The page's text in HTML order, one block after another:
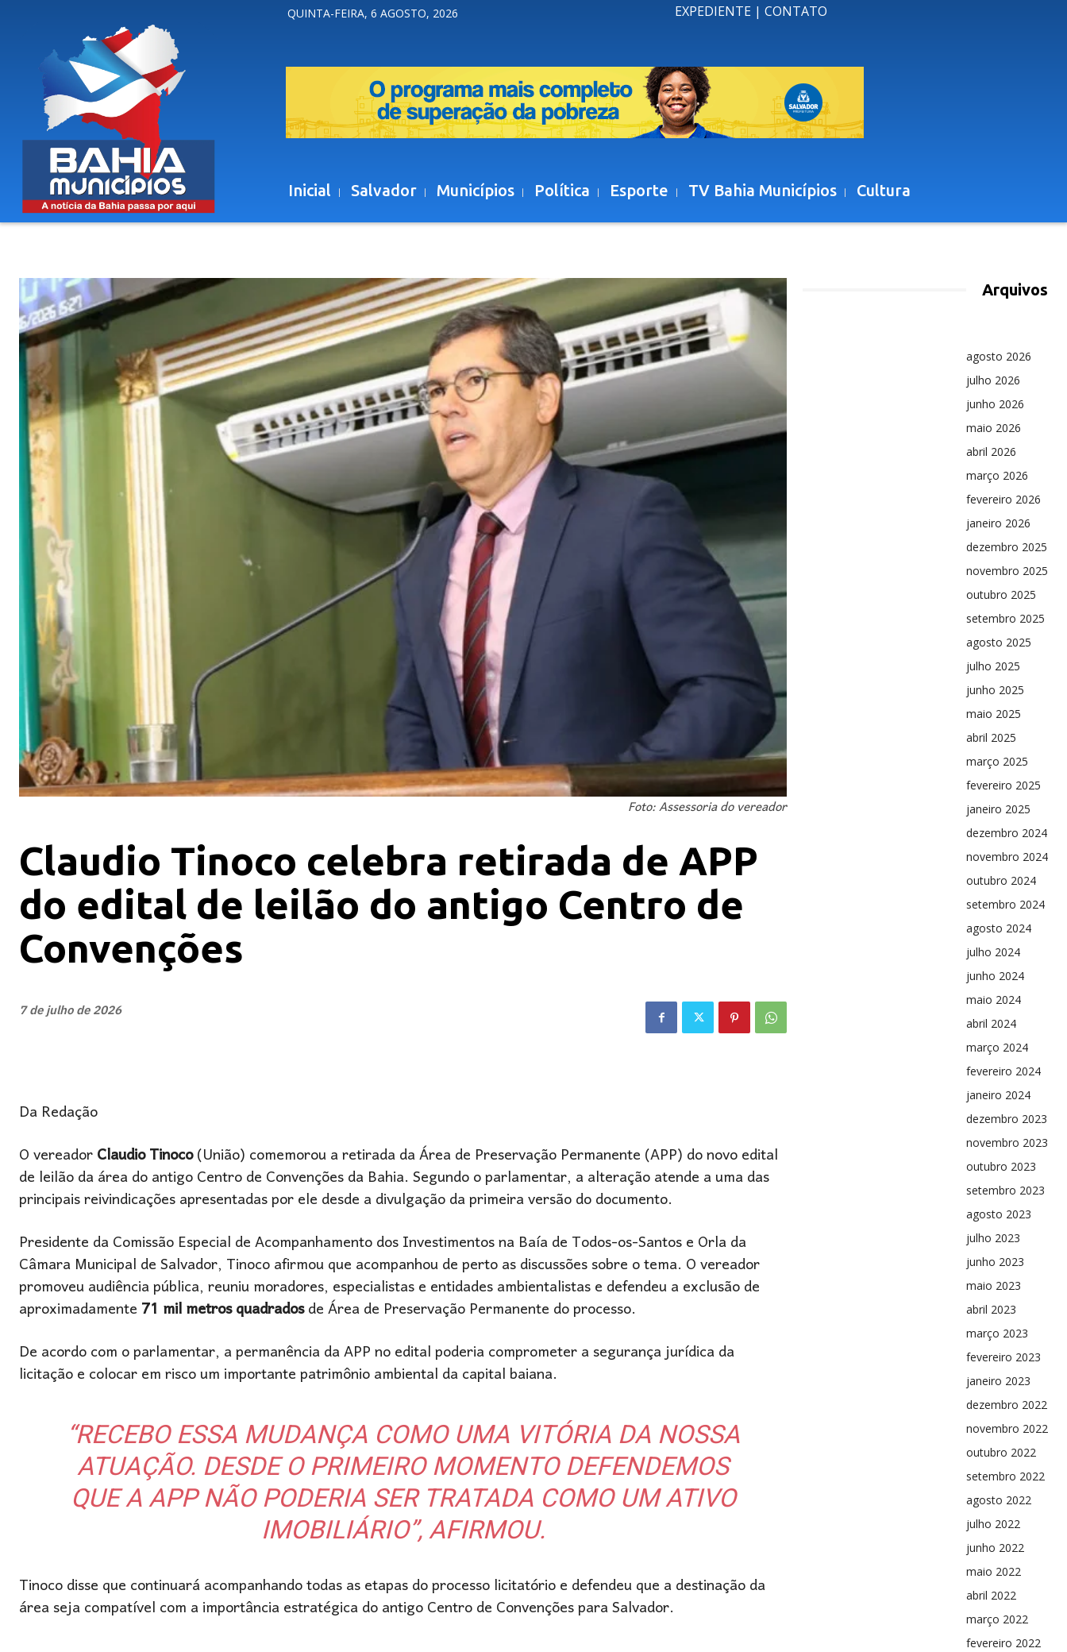
QUINTA-FEIRA, 6 AGOSTO, 2026 EXPEDIENTE | CONTATO
Inicial Salvador Municípios Política Esporte TV Bahia Municípios Cultura
Foto: Assessoria do vereador
Claudio Tinoco celebra retirada de APP
do edital de leilão do antigo Centro de
Convenções
7 de julho de 2026
Da Redação
O vereadorClaudio Tinoco(União) comemorou a retirada da Área de Preservação Permanente (APP) do novo edital
de leilão da área do antigo Centro de Convenções da Bahia. Segundo o parlamentar, a alteração atende a uma das
principais reivindicações apresentadas por ele desde a divulgação da primeira versão do documento.
Presidente da Comissão Especial de Acompanhamento dos Investimentos na Baía de Todos-os-Santos e Orla da
Câmara Municipal de Salvador, Tinoco afirmou que acompanhou de perto as discussões sobre o tema. O vereador
promoveu audiência pública, reuniu moradores, especialistas e entidades ambientalistas e defendeu a exclusão de
aproximadamente71 mil metros quadradosde Área de Preservação Permanente do processo.
De acordo com o parlamentar, a permanência da APP no edital poderia comprometer a segurança jurídica da
licitação e colocar em risco um importante patrimônio ambiental da capital baiana.
“RECEBO ESSA MUDANÇA COMO UMA VITÓRIA DA NOSSA
ATUAÇÃO. DESDE O PRIMEIRO MOMENTO DEFENDEMOS
QUE A APP NÃO PODERIA SER TRATADA COMO UM ATIVO
IMOBILIÁRIO”, AFIRMOU.
Tinoco disse que continuará acompanhando todas as etapas do processo licitatório e defendeu que a destinação da
área seja compatível com a importância estratégica do antigo Centro de Convenções para Salvador.
Arquivos
agosto 2026
julho 2026
junho 2026
maio 2026
abril 2026
março 2026
fevereiro 2026
janeiro 2026
dezembro 2025
novembro 2025
outubro 2025
setembro 2025
agosto 2025
julho 2025
junho 2025
maio 2025
abril 2025
março 2025
fevereiro 2025
janeiro 2025
dezembro 2024
novembro 2024
outubro 2024
setembro 2024
agosto 2024
julho 2024
junho 2024
maio 2024
abril 2024
março 2024
fevereiro 2024
janeiro 2024
dezembro 2023
novembro 2023
outubro 2023
setembro 2023
agosto 2023
julho 2023
junho 2023
maio 2023
abril 2023
março 2023
fevereiro 2023
janeiro 2023
dezembro 2022
novembro 2022
outubro 2022
setembro 2022
agosto 2022
julho 2022
junho 2022
maio 2022
abril 2022
março 2022
fevereiro 2022